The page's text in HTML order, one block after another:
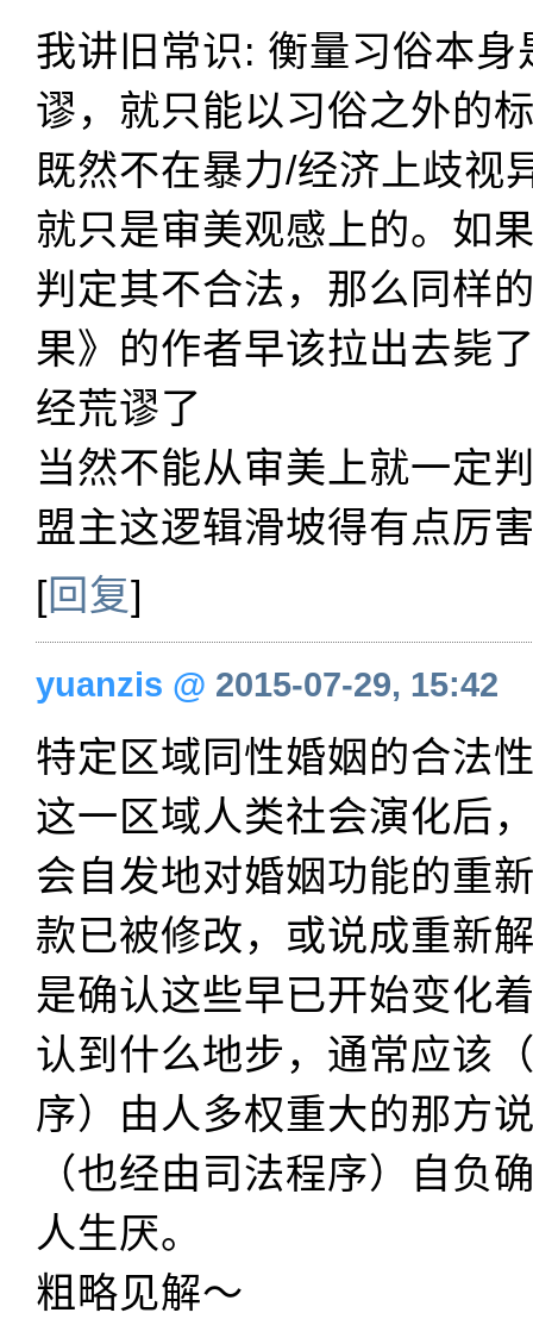
我讲旧常识: 衡量习俗本身
谬，就只能以习俗之外的
既然不在暴力/经济上歧视
就只是审美观感上的。如
判定其不合法，那么同样
果》的作者早该拉出去毙
经荒谬了
当然不能从审美上就一定
盟主这逻辑滑坡得有点厉
[回复]
yuanzis @ 2015-07-29, 15:42
特定区域同性婚姻的合法
这一区域人类社会演化后
会自发地对婚姻功能的重
款已被修改，或说成重新
是确认这些早已开始变化
认到什么地步，通常应该
序）由人多权重大的那方
（也经由司法程序）自负
人生厌。
粗略见解～